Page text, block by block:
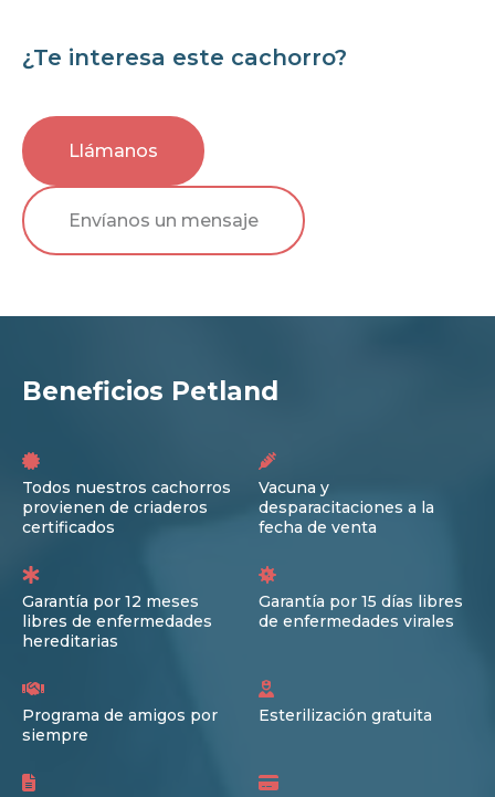
¿Te interesa este cachorro?
Llámanos
Envíanos un mensaje
Beneficios Petland
Todos nuestros cachorros
provienen de criaderos
certificados
Vacuna y
desparacitaciones a la
fecha de venta
Garantía por 12 meses
libres de enfermedades
hereditarias
Garantía por 15 días libres
de enfermedades virales
Programa de amigos por
siempre
Esterilización gratuita